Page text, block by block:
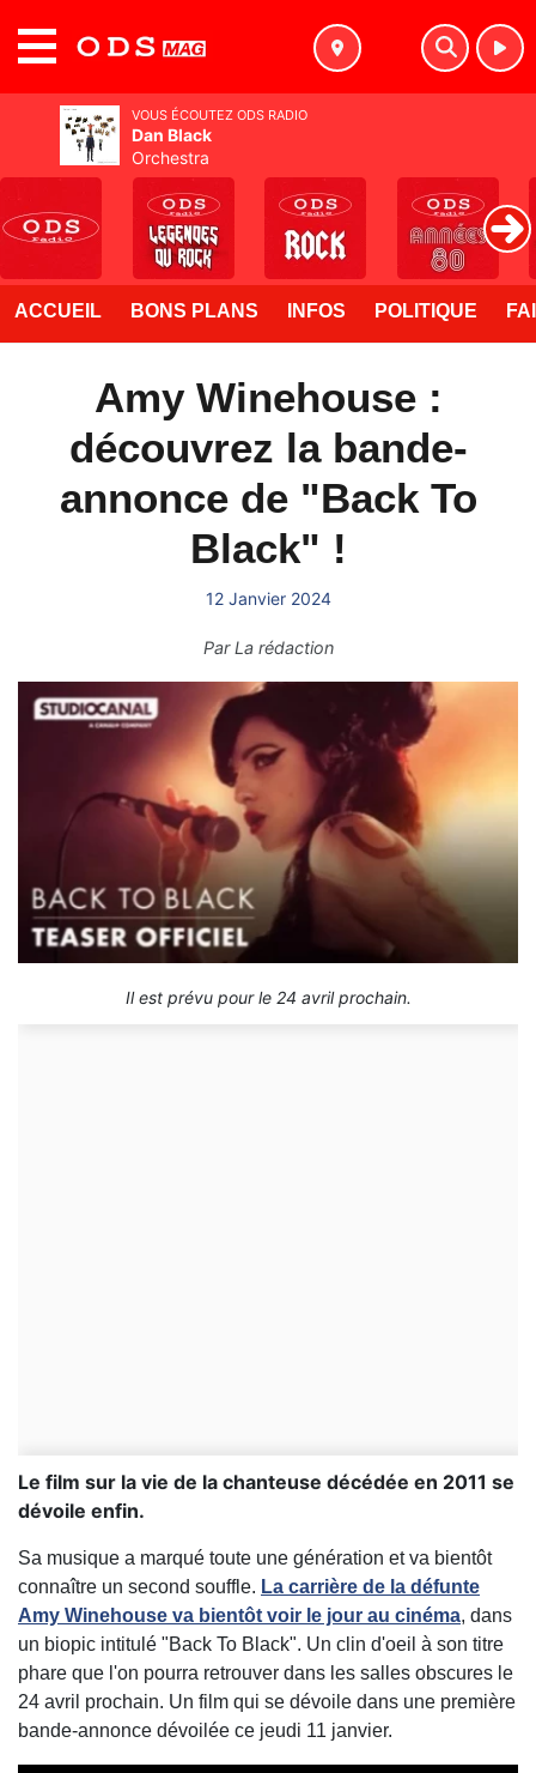
ACCUEIL BONS PLANS INFOS POLITIQUE
Amy Winehouse :
découvrez la bande-
annonce de "Back To
Black" !
12 Janvier 2024
ParLa rédaction
Il est prévu pour le 24 avril prochain.
Le film sur la vie de la chanteuse décédée en 2011 se
dévoile enfin.
Sa musique a marqué toute une génération et va bientôt
connaître un second souffle. La carrière de la défunte
Amy Winehouse va bientôt voir le jour au cinéma, dans
un biopic intitulé "Back To Black". Un clin d'oeil à son titre
phare que l'on pourra retrouver dans les salles obscures le
24 avril prochain. Un film qui se dévoile dans une première
bande-annonce dévoilée ce jeudi 11 janvier.
VOUS ÉCOUTEZ ODS RADIO
Dan Black
Orchestra